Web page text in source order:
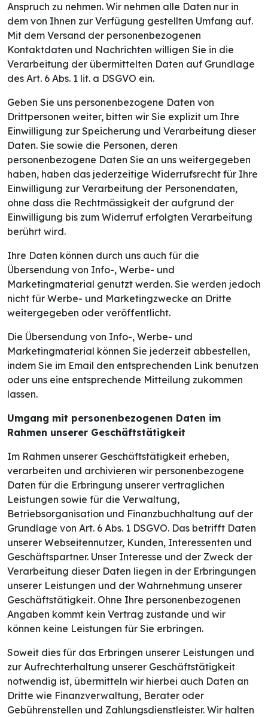
Anspruch zu nehmen. Wir nehmen alle Daten nur in
dem von Ihnen zur Verfügung gestellten Umfang auf.
Mit dem Versand der personenbezogenen
Kontaktdaten und Nachrichten willigen Sie in die
Verarbeitung der übermittelten Daten auf Grundlage
des Art. 6 Abs. 1 lit. a DSGVO ein.
Geben Sie uns personenbezogene Daten von
Drittpersonen weiter, bitten wir Sie explizit um Ihre
Einwilligung zur Speicherung und Verarbeitung dieser
Daten. Sie sowie die Personen, deren
personenbezogene Daten Sie an uns weitergegeben
haben, haben das jederzeitige Widerrufsrecht für Ihre
Einwilligung zur Verarbeitung der Personendaten,
ohne dass die Rechtmässigkeit der aufgrund der
Einwilligung bis zum Widerruf erfolgten Verarbeitung
berührt wird.
Ihre Daten können durch uns auch für die
Übersendung von Info-, Werbe- und
Marketingmaterial genutzt werden. Sie werden jedoch
nicht für Werbe- und Marketingzwecke an Dritte
weitergegeben oder veröffentlicht.
Die Übersendung von Info-, Werbe- und
Marketingmaterial können Sie jederzeit abbestellen,
indem Sie im Email den entsprechenden Link benutzen
oder uns eine entsprechende Mitteilung zukommen
lassen.
Umgang mit personenbezogenen Daten im
Rahmen unserer Geschäftstätigkeit
Im Rahmen unserer Geschäftstätigkeit erheben,
verarbeiten und archivieren wir personenbezogene
Daten für die Erbringung unserer vertraglichen
Leistungen sowie für die Verwaltung,
Betriebsorganisation und Finanzbuchhaltung auf der
Grundlage von Art. 6 Abs. 1 DSGVO. Das betrifft Daten
unserer Webseitennutzer, Kunden, Interessenten und
Geschäftspartner. Unser Interesse und der Zweck der
Verarbeitung dieser Daten liegen in der Erbringungen
unserer Leistungen und der Wahrnehmung unserer
Geschäftstätigkeit. Ohne Ihre personenbezogenen
Angaben kommt kein Vertrag zustande und wir
können keine Leistungen für Sie erbringen.
Soweit dies für das Erbringen unserer Leistungen und
zur Aufrechterhaltung unserer Geschäftstätigkeit
notwendig ist, übermitteln wir hierbei auch Daten an
Dritte wie Finanzverwaltung, Berater oder
Gebührenstellen und Zahlungsdienstleister. Wir halten